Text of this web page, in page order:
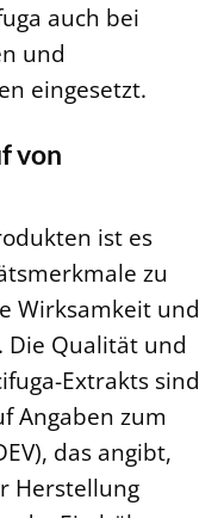
auch bei
und
eingesetzt.
von
ist es
zu
Wirksamkeit und
Die Qualität und
Extrakts sind
Angaben zum
das angibt,
Herstellung